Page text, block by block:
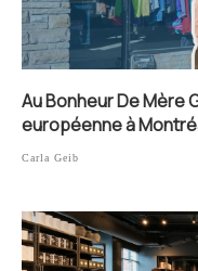
Au Bonheur De Mère
européenne à
Carla Geib